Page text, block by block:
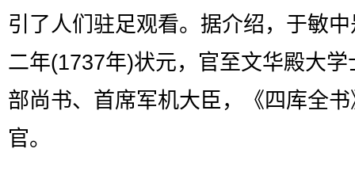
引了人们驻足观看。据介绍，于敏
二年(1737年)状元，官至文华殿大学
部尚书、首席军机大臣，《四库全
官。